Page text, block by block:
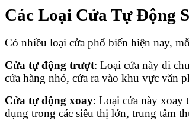
Các Loại Cửa Tự Động
Có nhiều loại cửa phổ biến hiện nay,
Cửa tự động trượt: Loại cửa này di
cửa hàng nhỏ, cửa ra vào khu vực văn
Cửa tự động xoay: Loại cửa này xoay
dụng trong các siêu thị lớn, trung tâm